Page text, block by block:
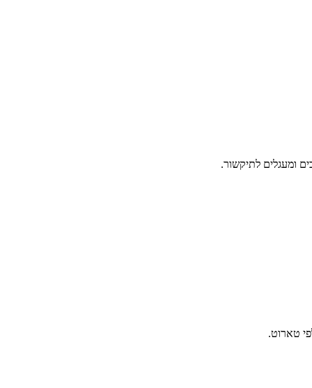
ומעגלים לתיקשור.
טארוט.